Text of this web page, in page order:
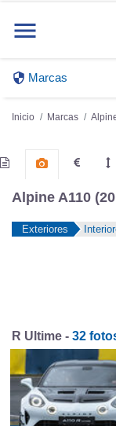
Marcas
Inicio Marcas
Alpine A110
Exteriores
R Ultime - 32